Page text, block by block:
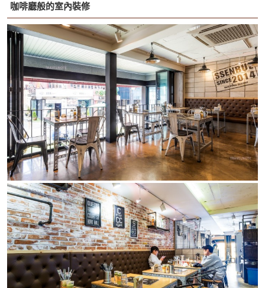
咖啡廳般的室內裝修